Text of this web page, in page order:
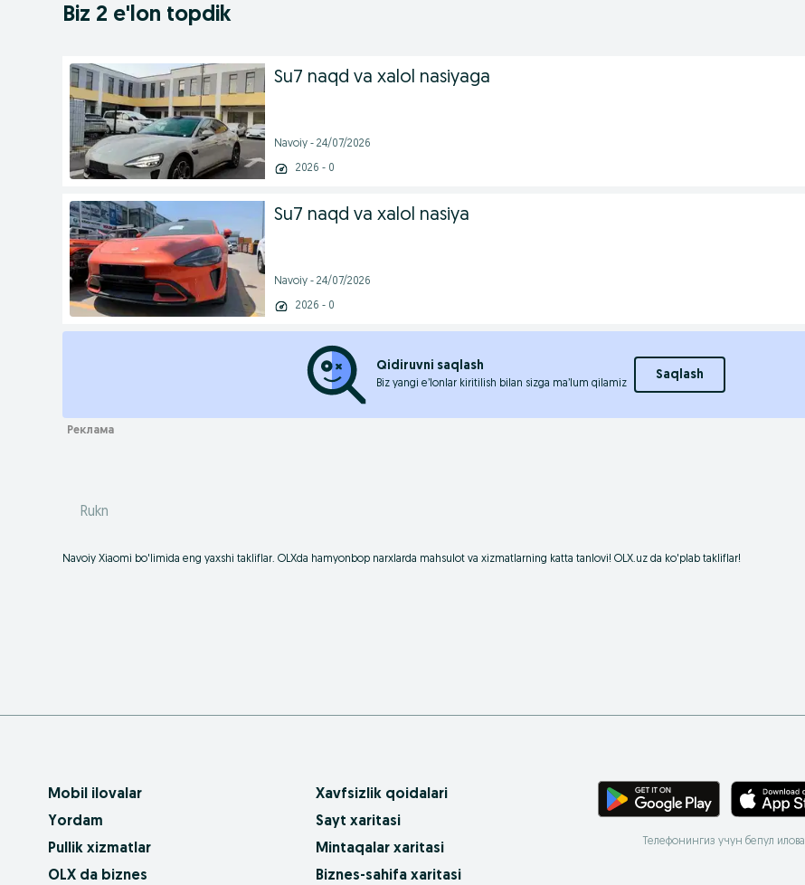
Biz 2 e'lon topdik
Su7 naqd va xalol nasiyaga
Navoiy - 24/07/2026
2026 - 0
Su7 naqd va xalol nasiya
Navoiy - 24/07/2026
2026 - 0
Qidiruvni saqlash
Biz yangi e’lonlar kiritilish bilan sizga ma’lum qilamiz
Saqlash
Rukn
Navoiy Xiaomi bo'limida eng yaxshi takliflar. OLXda hamyonbop narxlarda mahsulot va xizmatlarning katta tanlovi! OLX.uz da ko'plab takliflar!
Mobil ilovalar
Yordam
Pullik xizmatlar
OLX da biznes
Xavfsizlik qoidalari
Sayt xaritasi
Mintaqalar xaritasi
Biznes-sahifa xaritasi
Телефонингиз учун бепул илова